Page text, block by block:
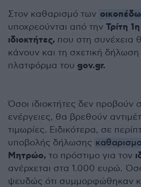
Στον καθαρισμό των
υποχρεούνται από την Τρίτη
ιδιοκτήτες, που στη συνέχεια
κάνουν και τη σχετική δήλωση
πλατφόρμα του gov.gr.
Όσοι ιδιοκτήτες δεν προβούν
ενέργειες, θα βρεθούν
τιμωρίες. Ειδικότερα, σε
υποβολής δήλωσης
Μητρώο, το πρόστιμο για τον
ανέρχεται στα 1.000 ευρώ.
ψευδώς ότι συμμορφώθηκαν